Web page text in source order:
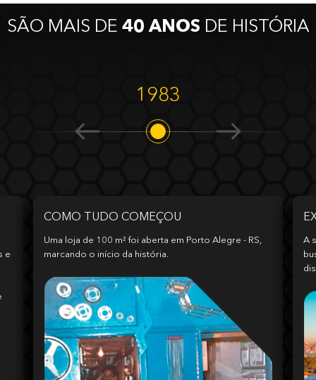
SÃO MAIS DE 40 ANOS DE HISTÓRIA
1983
e
COMO TUDO COMEÇOU
Uma loja de 100 m² foi aberta em Porto Alegre - RS,
marcando o início da história.
A